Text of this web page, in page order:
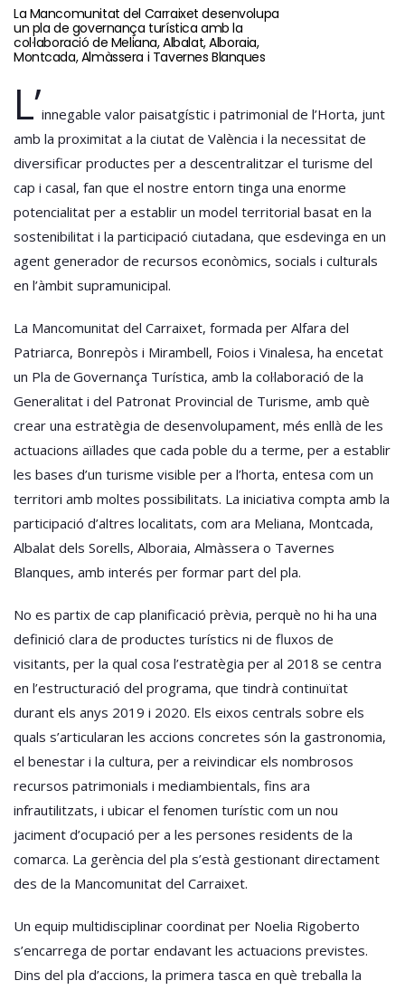
La Mancomunitat del Carraixet desenvolupa
un pla de governança turística amb la
col·laboració de Meliana, Albalat, Alboraia,
Montcada, Almàssera i Tavernes Blanques
L’innegable valor paisatgístic i patrimonial de l’Horta, junt
amb la proximitat a la ciutat de València i la necessitat de
diversificar productes per a descentralitzar el turisme del
cap i casal, fan que el nostre entorn tinga una enorme
potencialitat per a establir un model territorial basat en la
sostenibilitat i la participació ciutadana, que esdevinga en un
agent generador de recursos econòmics, socials i culturals
en l’àmbit supramunicipal.
La Mancomunitat del Carraixet, formada per Alfara del
Patriarca, Bonrepòs i Mirambell, Foios i Vinalesa, ha encetat
un Pla de Governança Turística, amb la col·laboració de la
Generalitat i del Patronat Provincial de Turisme, amb què
crear una estratègia de desenvolupament, més enllà de les
actuacions aïllades que cada poble du a terme, per a establir
les bases d’un turisme visible per a l’horta, entesa com un
territori amb moltes possibilitats. La iniciativa compta amb la
participació d’altres localitats, com ara Meliana, Montcada,
Albalat dels Sorells, Alboraia, Almàssera o Tavernes
Blanques, amb interés per formar part del pla.
No es partix de cap planificació prèvia, perquè no hi ha una
definició clara de productes turístics ni de fluxos de
visitants, per la qual cosa l’estratègia per al 2018 se centra
en l’estructuració del programa, que tindrà continuïtat
durant els anys 2019 i 2020. Els eixos centrals sobre els
quals s’articularan les accions concretes són la gastronomia,
el benestar i la cultura, per a reivindicar els nombrosos
recursos patrimonials i mediambientals, fins ara
infrautilitzats, i ubicar el fenomen turístic com un nou
jaciment d’ocupació per a les persones residents de la
comarca. La gerència del pla s’està gestionant directament
des de la Mancomunitat del Carraixet.
Un equip multidisciplinar coordinat per Noelia Rigoberto
s’encarrega de portar endavant les actuacions previstes.
Dins del pla d’accions, la primera tasca en què treballa la